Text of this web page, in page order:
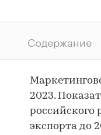
Содержание
2023.
российского
экспорта до